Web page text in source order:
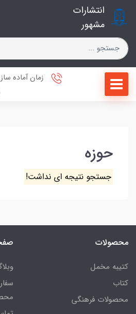
انتشارات
مشهور
حوزه
جستجو نتیجه ای نداشت!
محصولات
کتیبه مخمل
کتاب
محصولات فرهنگی